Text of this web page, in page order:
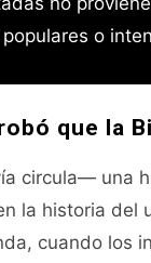
o
que la
circula— una
la historia del
cuando los